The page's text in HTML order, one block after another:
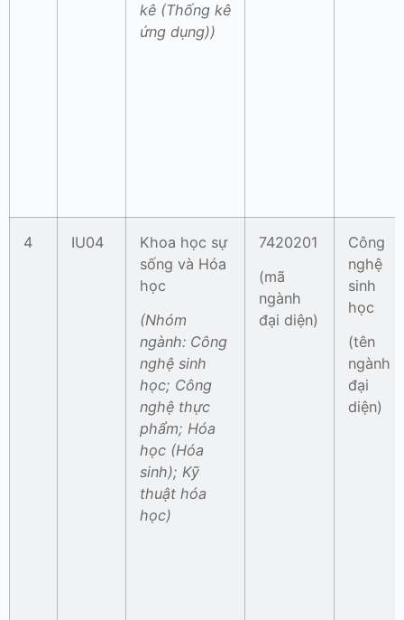
kê (Thống kê
ứng dụng))
4 IU04
Khoa học sự
sống và Hóa
học
(Nhóm
ngành: Công
nghệ sinh
học; Công
nghệ thực
phẩm; Hóa
học (Hóa
sinh); Kỹ
thuật hóa
học)
7420201
(mã
ngành
đại diện)
Công
nghệ
sinh
học
(tên
ngành
đại
diện)